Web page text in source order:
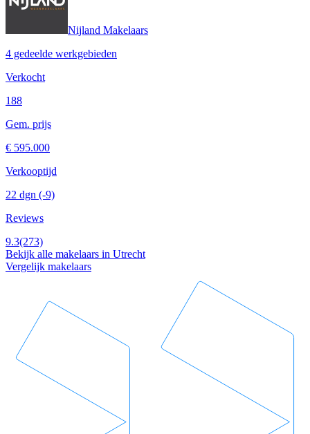
Nijland Makelaars
4 gedeelde werkgebieden
Verkocht
188
Gem. prijs
€ 595.000
Verkooptijd
22 dgn (-9)
Reviews
9.3(273)
Bekijk alle makelaars in Utrecht
Vergelijk makelaars